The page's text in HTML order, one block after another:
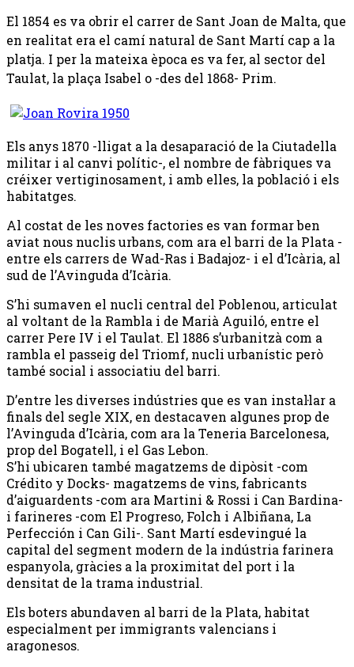
El 1854 es va obrir el carrer de Sant Joan de Malta, que
en realitat era el camí natural de Sant Martí cap a la
platja. I per la mateixa època es va fer, al sector del
Taulat, la plaça Isabel o -des del 1868- Prim.
Els anys 1870 -lligat a la desaparació de la Ciutadella
militar i al canvi polític-, el nombre de fàbriques va
créixer vertiginosament, i amb elles, la població i els
habitatges.
Al costat de les noves factories es van formar ben
aviat nous nuclis urbans, com ara el barri de la Plata -
entre els carrers de Wad-Ras i Badajoz- i el d’Icària, al
sud de l’Avinguda d’Icària.
S’hi sumaven el nucli central del Poblenou, articulat
al voltant de la Rambla i de Marià Aguiló, entre el
carrer Pere IV i el Taulat. El 1886 s’urbanitzà com a
rambla el passeig del Triomf, nucli urbanístic però
també social i associatiu del barri.
D’entre les diverses indústries que es van instal·lar a
finals del segle XIX, en destacaven algunes prop de
l’Avinguda d’Icària, com ara la Teneria Barcelonesa,
prop del Bogatell, i el Gas Lebon.
S’hi ubicaren també magatzems de dipòsit -com
Crédito y Docks- magatzems de vins, fabricants
d’aiguardents -com ara Martini & Rossi i Can Bardina-
i farineres -com El Progreso, Folch i Albiñana, La
Perfección i Can Gili-. Sant Martí esdevingué la
capital del segment modern de la indústria farinera
espanyola, gràcies a la proximitat del port i la
densitat de la trama industrial.
Els boters abundaven al barri de la Plata, habitat
especialment per immigrants valencians i
aragonesos.